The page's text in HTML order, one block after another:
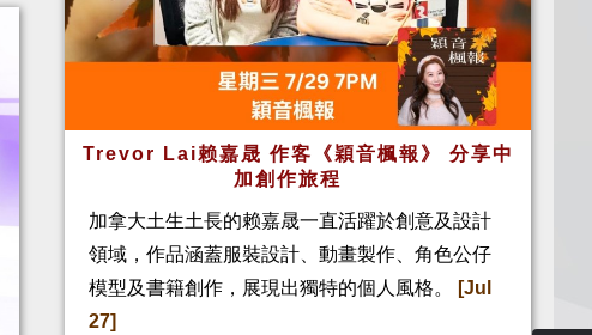
Trevor Lai赖嘉晟 作客《穎音楓報》 分享中
加創作旅程
加拿大土生土長的赖嘉晟一直活躍於創意及設計
領域，作品涵蓋服裝設計、動畫製作、角色公仔
模型及書籍創作，展現出獨特的個人風格。
[Jul
27]